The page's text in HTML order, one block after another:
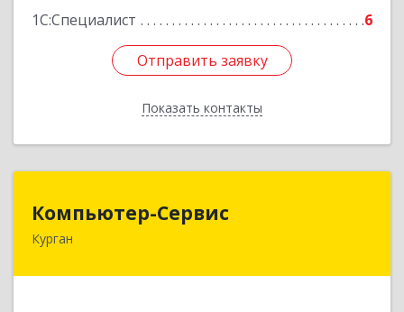
1С:Специалист
6
Отправить заявку
Показать контакты
Отправить заявку
Назад
Компьютер-Сервис
Курган